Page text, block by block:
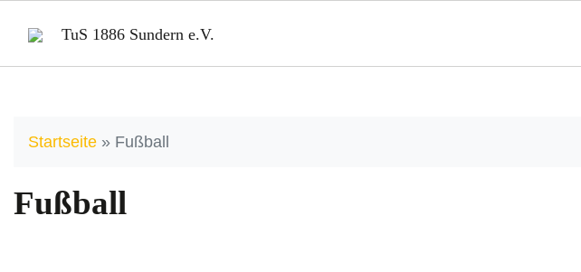
TuS 1886 Sundern e.V.
Startseite » Fußball
Fußball